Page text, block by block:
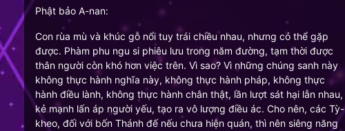
Phật bảo A-nan:
Con rùa mù và khúc gỗ nổi tuy trái chiều nhau, nhưng có thể gặp
được. Phàm phu ngu si phiêu lưu trong năm đường, tạm thời được
thân người còn khó hơn việc trên. Vì sao? Vì những chúng sanh này
không thực hành nghĩa này, không thực hành pháp, không thực
hành điều lành, không thực hành chân thật, lần lượt sát hại lẫn nhau,
kẻ mạnh lấn áp người yếu, tạo ra vô lượng điều ác. Cho nên, các Tỳ-
kheo, đối với bốn Thánh đế nếu chưa hiện quán, thì nên siêng năng